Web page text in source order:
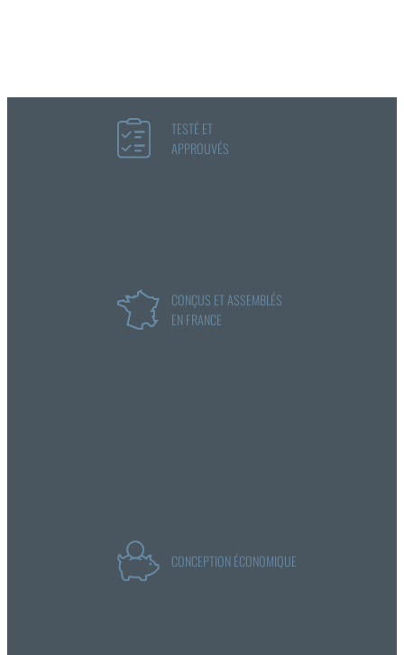
TESTÉ ET
APPROUVÉS
CONÇUS ET ASSEMBLÉS
EN FRANCE
CONCEPTION ÉCONOMIQUE